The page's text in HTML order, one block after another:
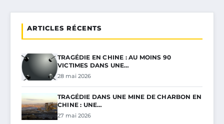
ARTICLES RÉCENTS
TRAGÉDIE EN CHINE : AU MOINS 90
VICTIMES DANS UNE…
28 mai 2026
TRAGÉDIE DANS UNE MINE DE CHARBON EN
CHINE : UNE…
27 mai 2026